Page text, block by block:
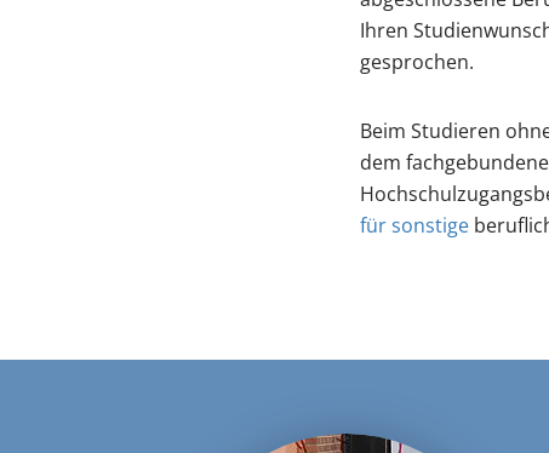
Ihren
gesprochen.
Beim Studieren
dem
für sonstige